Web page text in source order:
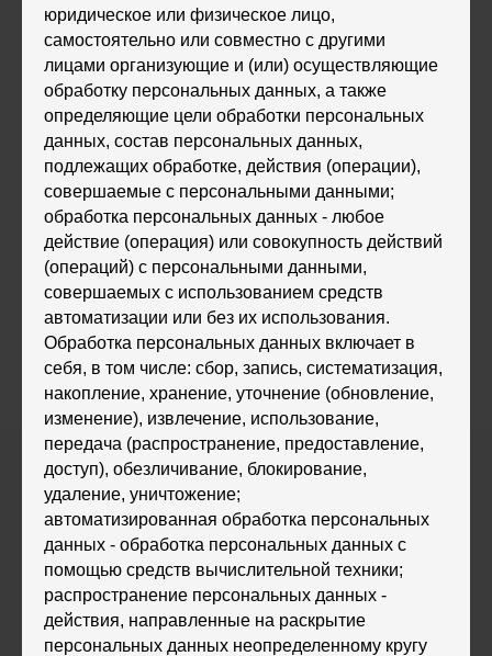
юридическое или физическое лицо,
самостоятельно или совместно с другими
лицами организующие и (или) осуществляющие
обработку персональных данных, а также
определяющие цели обработки персональных
данных, состав персональных данных,
подлежащих обработке, действия (операции),
совершаемые с персональными данными;
обработка персональных данных - любое
действие (операция) или совокупность действий
(операций) с персональными данными,
совершаемых с использованием средств
автоматизации или без их использования.
Обработка персональных данных включает в
себя, в том числе: сбор, запись, систематизация,
накопление, хранение, уточнение (обновление,
изменение), извлечение, использование,
передача (распространение, предоставление,
доступ), обезличивание, блокирование,
удаление, уничтожение;
автоматизированная обработка персональных
данных - обработка персональных данных с
помощью средств вычислительной техники;
распространение персональных данных -
действия, направленные на раскрытие
персональных данных неопределенному кругу